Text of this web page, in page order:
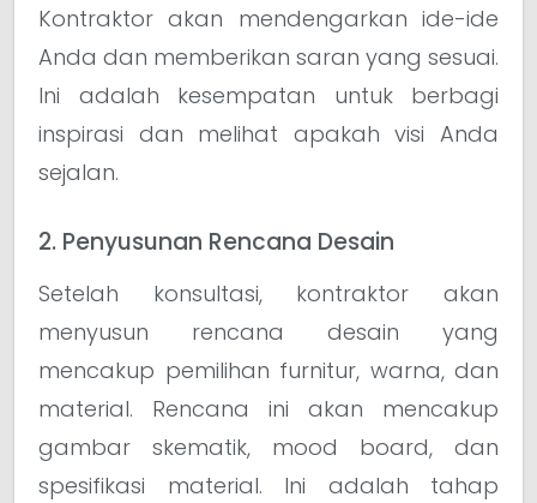
Kontraktor akan mendengarkan ide-ide
Anda dan memberikan saran yang sesuai.
Ini adalah kesempatan untuk berbagi
inspirasi dan melihat apakah visi Anda
sejalan.
2. Penyusunan Rencana Desain
Setelah konsultasi, kontraktor akan
menyusun rencana desain yang
mencakup pemilihan furnitur, warna, dan
material. Rencana ini akan mencakup
gambar skematik, mood board, dan
spesifikasi material. Ini adalah tahap